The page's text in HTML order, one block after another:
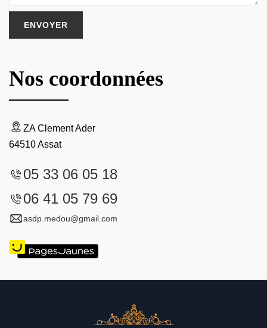
Nos coordonnées
ZA Clement Ader
64510 Assat
05 33 06 05 18
06 41 05 79 69
asdp.medou@gmail.com